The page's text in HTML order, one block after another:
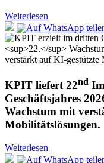
Weiterlesen
KPIT liefert 22nd
Geschäftsjahres
Wachstum mit
Mobilitätslösungen.
Weiterlesen